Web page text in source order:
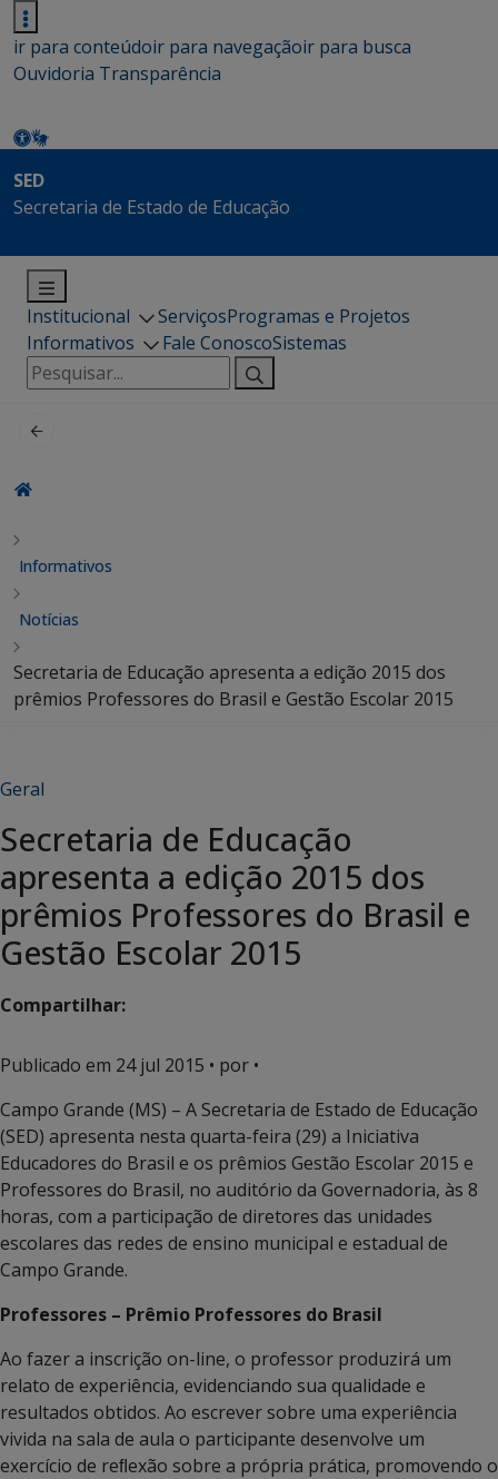
ir para conteúdoir para navegaçãoir para busca
Ouvidoria Transparência
SED
Secretaria de Estado de Educação
Institucional ServiçosProgramas e Projetos
Informativos
Fale ConoscoSistemas
Pesquisar
por:
Informativos
Notícias
Secretaria de Educação apresenta a edição 2015 dos
prêmios Professores do Brasil e Gestão Escolar 2015
Geral
Secretaria de Educação
apresenta a edição 2015 dos
prêmios Professores do Brasil e
Gestão Escolar 2015
Compartilhar:
Publicado em 24 jul 2015 • por •
Campo Grande (MS) – A Secretaria de Estado de Educação
(SED) apresenta nesta quarta-feira (29) a Iniciativa
Educadores do Brasil e os prêmios Gestão Escolar 2015 e
Professores do Brasil, no auditório da Governadoria, às 8
horas, com a participação de diretores das unidades
escolares das redes de ensino municipal e estadual de
Campo Grande.
Professores – Prêmio Professores do Brasil
Ao fazer a inscrição on-line, o professor produzirá um
relato de experiência, evidenciando sua qualidade e
resultados obtidos. Ao escrever sobre uma experiência
vivida na sala de aula o participante desenvolve um
exercício de reﬂexão sobre a própria prática, promovendo o